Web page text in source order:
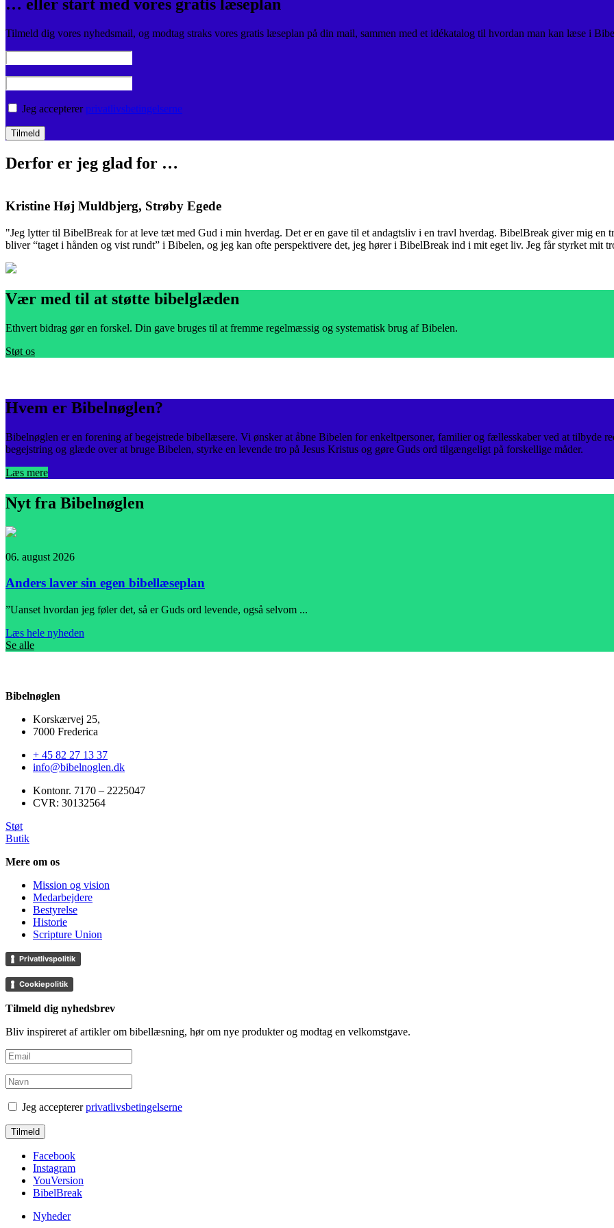
… eller start med vores gratis læseplan
Tilmeld dig vores nyhedsmail, og modtag straks vores gratis læseplan på din mail, sammen med et idékatalog til hvordan man kan læse i
Jeg accepterer privatlivsbetingelserne
Derfor er jeg glad for …
Kristine Høj Muldbjerg, Strøby Egede
"Jeg lytter til BibelBreak for at leve tæt med Gud i min hverdag. Det er en gave til et andagtsliv i en travl hverdag. BibelBreak giver mig en
bliver “taget i hånden og vist rundt” i Bibelen, og jeg kan ofte perspektivere det, jeg hører i BibelBreak ind i mit eget liv. Jeg får styrket mit
Vær med til at støtte bibelglæden
Ethvert bidrag gør en forskel. Din gave bruges til at fremme regelmæssig og systematisk brug af Bibelen.
Støt os
Hvem er Bibelnøglen?
Bibelnøglen er en forening af begejstrede bibellæsere. Vi ønsker at åbne Bibelen for enkeltpersoner, familier og fællesskaber ved at tilbyde
begejstring og glæde over at bruge Bibelen, styrke en levende tro på Jesus Kristus og gøre Guds ord tilgængeligt på forskellige måder.
Læs mere
Nyt fra Bibelnøglen
06. august 2026
Anders laver sin egen bibellæseplan
”Uanset hvordan jeg føler det, så er Guds ord levende, også selvom ...
Læs hele nyheden
Se alle
Bibelnøglen
Korskærvej 25,
7000 Frederica
+ 45 82 27 13 37
info@bibelnoglen.dk
Kontonr. ‍7170 – 2225047
CVR: ‍30132564
Støt
Butik
Mere om os
Mission og vision
Medarbejdere
Bestyrelse
Historie
Scripture Union
Privatlivspolitik
Cookiepolitik
Tilmeld dig nyhedsbrev
Bliv inspireret af artikler om bibellæsning, hør om nye produkter og modtag en velkomstgave.
Jeg acceptererprivatlivsbetingelserne
Facebook
Instagram
YouVersion
BibelBreak
Nyheder